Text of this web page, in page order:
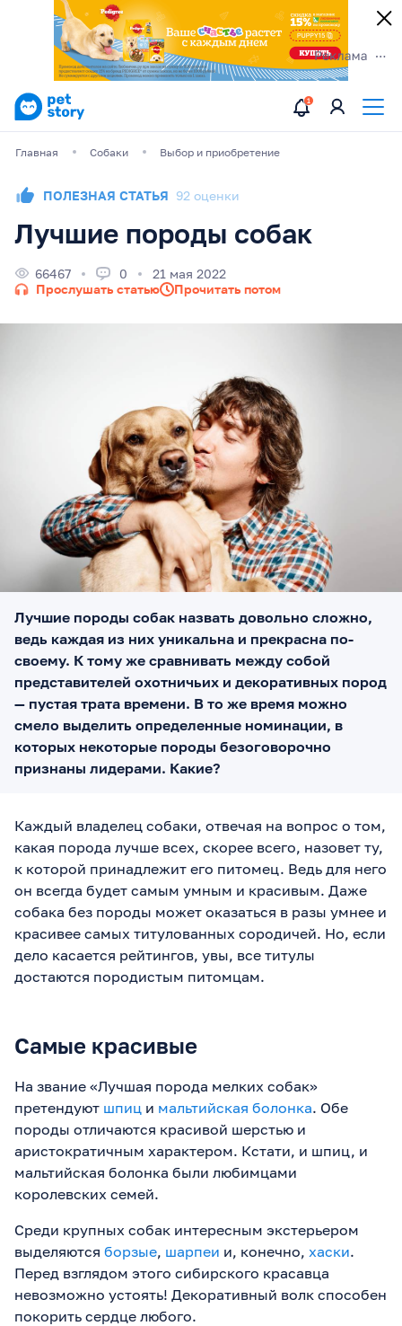
Главная Собаки Выбор и приобретение
ПОЛЕЗНАЯ СТАТЬЯ 92 оценки
Лучшие породы собак
66467 0
21 мая 2022
Прослушать статью
Прочитать потом
Лучшие породы собак назвать довольно сложно,
ведь каждая из них уникальна и прекрасна по-
своему. К тому же сравнивать между собой
представителей охотничьих и декоративных пород
— пустая трата времени. В то же время можно
смело выделить определенные номинации, в
которых некоторые породы безоговорочно
признаны лидерами. Какие?
Каждый владелец собаки, отвечая на вопрос о том,
какая порода лучше всех, скорее всего, назовет ту,
к которой принадлежит его питомец. Ведь для него
он всегда будет самым умным и красивым. Даже
собака без породы может оказаться в разы умнее и
красивее самых титулованных сородичей. Но, если
дело касается рейтингов, увы, все титулы
достаются породистым питомцам.
Самые красивые
На звание «Лучшая порода мелких собак»
претендуют шпиц и мальтийская болонка. Обе
породы отличаются красивой шерстью и
аристократичным характером. Кстати, и шпиц, и
мальтийская болонка были любимцами
королевских семей.
Среди крупных собак интересным экстерьером
выделяются борзые, шарпеи и, конечно, хаски.
Перед взглядом этого сибирского красавца
невозможно устоять! Декоративный волк способен
покорить сердце любого.